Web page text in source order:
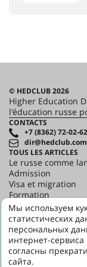
© HEDCLUB 2026
Higher Education
l'éducation russe
CONTACTS
+7 (8362) 72-02-62
dir@hedclub.com
TOUS LES ARTICLES
Le russe comme
Admission
Visa et migration
Formation
Science
HED_people
Maison russe
Régions
culture
Мы используем
статистических
персональных
интернет-
согласны
сайта.